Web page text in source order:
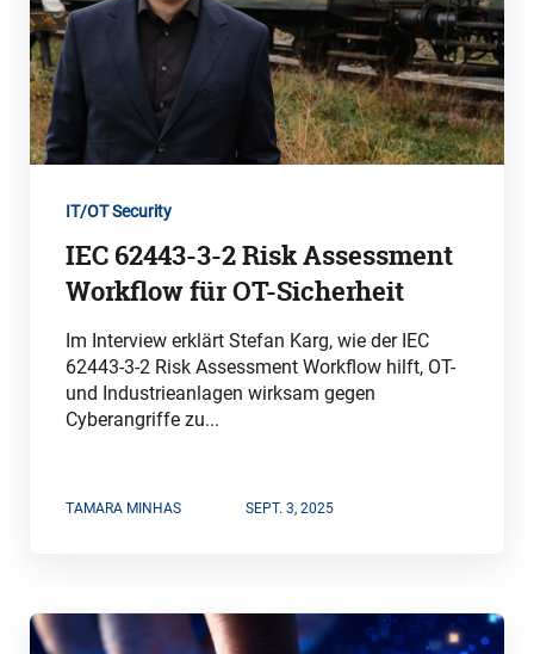
IT/OT Security
IEC 62443-3-2 Risk Assessment
Workflow für OT-Sicherheit
Im Interview erklärt Stefan Karg, wie der IEC
62443-3-2 Risk Assessment Workflow hilft, OT-
und Industrieanlagen wirksam gegen
Cyberangriffe zu...
TAMARA MINHAS SEPT. 3, 2025